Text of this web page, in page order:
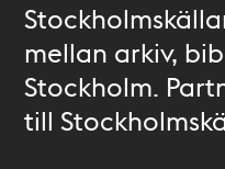
mellan arkiv,
Stockholm.
till